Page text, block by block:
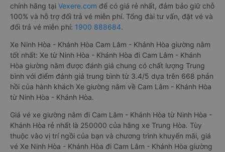
chính hãng tại Vexere.com để có giá rẻ nhất, đảm bảo giữ chỗ
100% và hỗ trợ đổi trả vé miễn phí. Tổng đài tư vấn, đặt vé và
đổi trả vé miễn phí: 1900 888684.
Xe Ninh Hòa - Khánh Hòa Cam Lâm - Khánh Hòa giường nằm
tốt nhất: Xe từ Ninh Hòa - Khánh Hòa đi Cam Lâm - Khánh
Hòa giường nằm được đánh giá chung có chất lượng Trung
bình với điểm đánh giá trung bình từ 3.4/5 dựa trên 668 phản
hồi của hành khách Xe giường nằm về Cam Lâm - Khánh Hòa
từ Ninh Hòa - Khánh Hòa.
Giá vé xe giường nằm đi Cam Lâm - Khánh Hòa từ Ninh Hòa -
Khánh Hòa rẻ nhất là 250000 của hãng xe Trung Hòa. Tùy
thuộc vào vị trí ngồi của bạn và chương trình khuyến mãi, giá
vé Xe Ninh Hòa - Khánh Hòa đi Cam Lâm - Khánh Hòa giường